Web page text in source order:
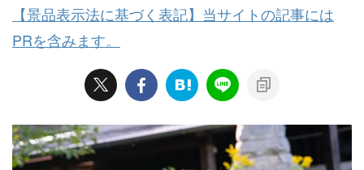
【景品表示法に基づく表記】当サイトの記事には
PRを含みます。